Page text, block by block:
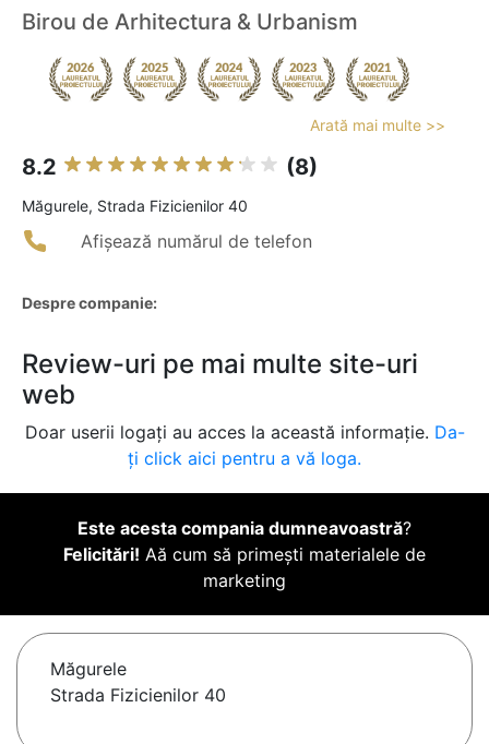
Birou de Arhitectura & Urbanism
Arată mai multe >>
8.2 (8)
Măgurele, Strada Fizicienilor 40
Afișează numărul de telefon
Despre companie:
Review-uri pe mai multe site-uri
web
Doar userii logați au acces la această informație. Da-
ți click aici pentru a vă loga.
Este acesta compania dumneavoastră?
Felicitări! Aă cum să primești materialele de
marketing
Măgurele
Strada Fizicienilor 40